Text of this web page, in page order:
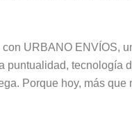
con URBANO ENVÍOS,
puntualidad, tecnología
Porque hoy, más que